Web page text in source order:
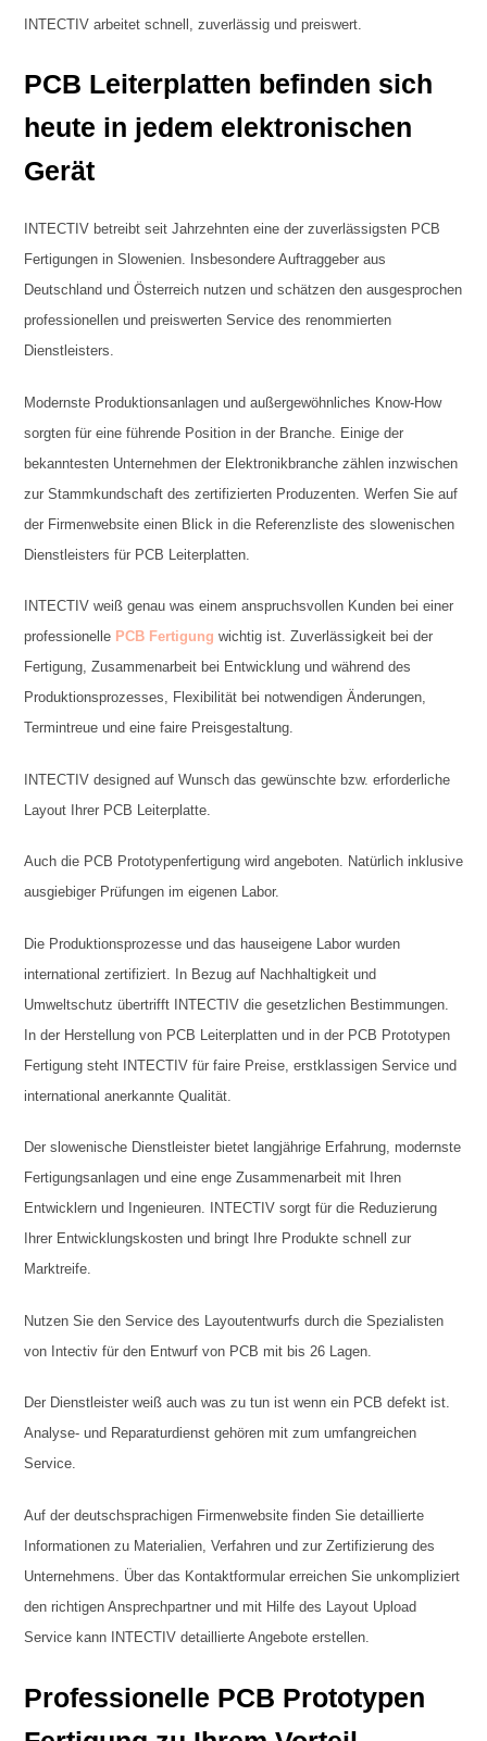
INTECTIV arbeitet schnell, zuverlässig und preiswert.
PCB Leiterplatten befinden sich
heute in jedem elektronischen
Gerät
INTECTIV betreibt seit Jahrzehnten eine der zuverlässigsten PCB
Fertigungen in Slowenien. Insbesondere Auftraggeber aus
Deutschland und Österreich nutzen und schätzen den ausgesprochen
professionellen und preiswerten Service des renommierten
Dienstleisters.
Modernste Produktionsanlagen und außergewöhnliches Know-How
sorgten für eine führende Position in der Branche. Einige der
bekanntesten Unternehmen der Elektronikbranche zählen inzwischen
zur Stammkundschaft des zertifizierten Produzenten. Werfen Sie auf
der Firmenwebsite einen Blick in die Referenzliste des slowenischen
Dienstleisters für PCB Leiterplatten.
INTECTIV weiß genau was einem anspruchsvollen Kunden bei einer
professionelle PCB Fertigung wichtig ist. Zuverlässigkeit bei der
Fertigung, Zusammenarbeit bei Entwicklung und während des
Produktionsprozesses, Flexibilität bei notwendigen Änderungen,
Termintreue und eine faire Preisgestaltung.
INTECTIV designed auf Wunsch das gewünschte bzw. erforderliche
Layout Ihrer PCB Leiterplatte.
Auch die PCB Prototypenfertigung wird angeboten. Natürlich inklusive
ausgiebiger Prüfungen im eigenen Labor.
Die Produktionsprozesse und das hauseigene Labor wurden
international zertifiziert. In Bezug auf Nachhaltigkeit und
Umweltschutz übertrifft INTECTIV die gesetzlichen Bestimmungen.
In der Herstellung von PCB Leiterplatten und in der PCB Prototypen
Fertigung steht INTECTIV für faire Preise, erstklassigen Service und
international anerkannte Qualität.
Der slowenische Dienstleister bietet langjährige Erfahrung, modernste
Fertigungsanlagen und eine enge Zusammenarbeit mit Ihren
Entwicklern und Ingenieuren. INTECTIV sorgt für die Reduzierung
Ihrer Entwicklungskosten und bringt Ihre Produkte schnell zur
Marktreife.
Nutzen Sie den Service des Layoutentwurfs durch die Spezialisten
von Intectiv für den Entwurf von PCB mit bis 26 Lagen.
Der Dienstleister weiß auch was zu tun ist wenn ein PCB defekt ist.
Analyse- und Reparaturdienst gehören mit zum umfangreichen
Service.
Auf der deutschsprachigen Firmenwebsite finden Sie detaillierte
Informationen zu Materialien, Verfahren und zur Zertifizierung des
Unternehmens. Über das Kontaktformular erreichen Sie unkompliziert
den richtigen Ansprechpartner und mit Hilfe des Layout Upload
Service kann INTECTIV detaillierte Angebote erstellen.
Professionelle PCB Prototypen